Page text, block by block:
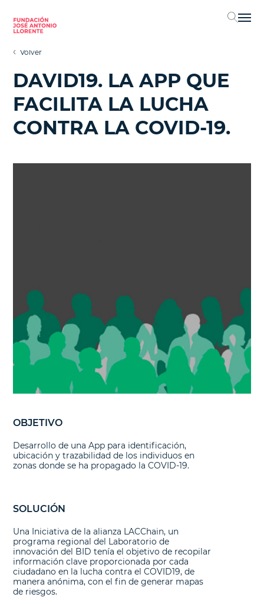
Volver
DAVID19. LA APP QUE
FACILITA LA LUCHA
CONTRA LA COVID-19.
OBJETIVO
Desarrollo de una App para identificación,
ubicación y trazabilidad de los individuos en
zonas donde se ha propagado la COVID-19.
SOLUCIÓN
Una Iniciativa de la alianza LACChain, un
programa regional del Laboratorio de
innovación del BID tenía el objetivo de recopilar
información clave proporcionada por cada
ciudadano en la lucha contra el COVID19, de
manera anónima, con el fin de generar mapas
de riesgos.